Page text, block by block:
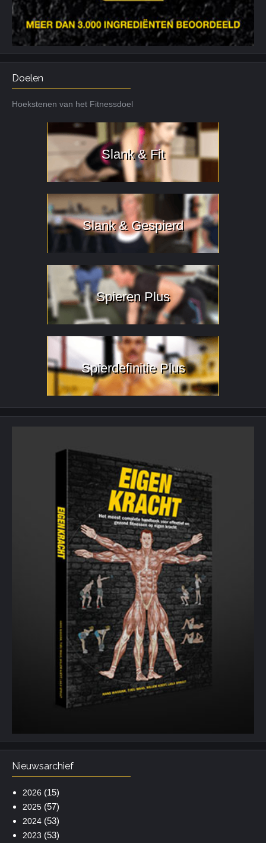
Doelen
Hoekstenen van het Fitnessdoel
Slank & Fit
Slank & Gespierd
Spieren Plus
Spierdefinitie Plus
Nieuwsarchief
2026 (15)
2025(57)
2024(53)
2023 (53)